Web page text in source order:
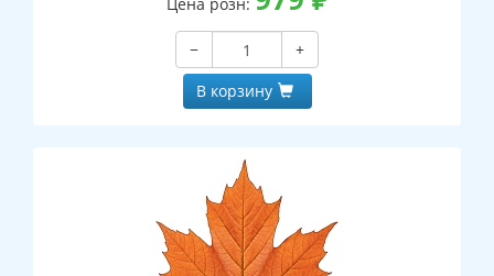
Цена розн:
−
+
В корзину